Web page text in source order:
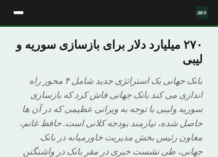
۲۷۰ میلیارد دلار برای بازسازی سوریه و
لیبی
بانک جهانی یک استراتژی جدید شامل ۴ محور راه
اندازی می کند بانک جهانی فاش کرد که بازسازی
سوریه ولیبی با توجه به ویرانی عظیمی که در آن ها
حاصل شده، نیازمند بودجه کلانی است. حافظ غانم،
معاون رئیس بخش مدیریت خاورمیانه در بانک
جهانی، طی نشست خبری در مقر بانک در واشنگتن